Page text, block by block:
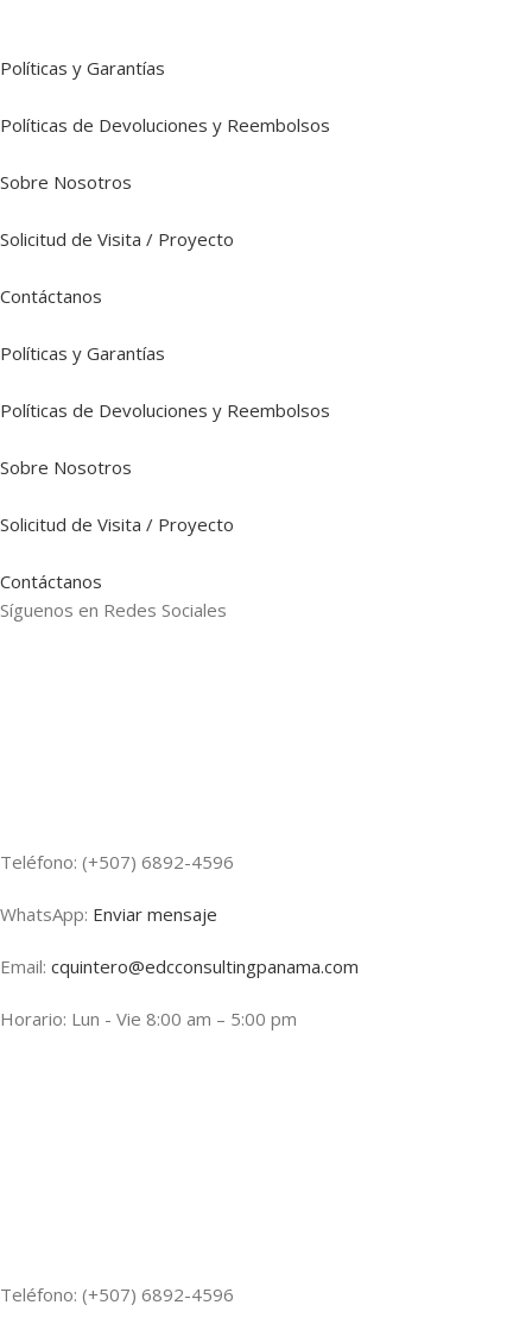
Políticas y Garantías
Políticas de Devoluciones y Reembolsos
Sobre Nosotros
Solicitud de Visita / Proyecto
Contáctanos
Políticas y Garantías
Políticas de Devoluciones y Reembolsos
Sobre Nosotros
Solicitud de Visita / Proyecto
Contáctanos
Síguenos en Redes Sociales
Teléfono: (+507) 6892-4596
WhatsApp: Enviar mensaje
Email: cquintero@edcconsultingpanama.com
Horario: Lun - Vie 8:00 am – 5:00 pm
Teléfono: (+507) 6892-4596